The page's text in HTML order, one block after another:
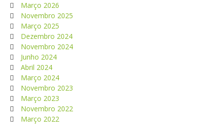
Março 2026
Novembro 2025
Março 2025
Dezembro 2024
Novembro 2024
Junho 2024
Abril 2024
Março 2024
Novembro 2023
Março 2023
Novembro 2022
Março 2022